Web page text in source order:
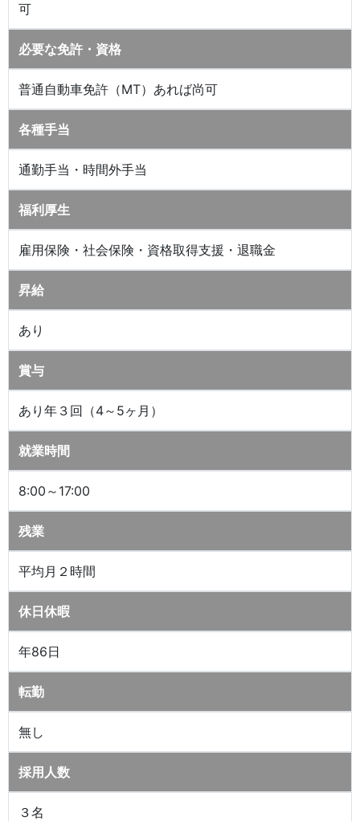
可
必要な免許・資格
普通自動車免許（MT）あれば尚可
各種手当
通勤手当・時間外手当
福利厚生
雇用保険・社会保険・資格取得支援・退職金
昇給
あり
賞与
あり年３回（4～5ヶ月）
就業時間
8:00～17:00
残業
平均月２時間
休日休暇
年86日
転勤
無し
採用人数
３名